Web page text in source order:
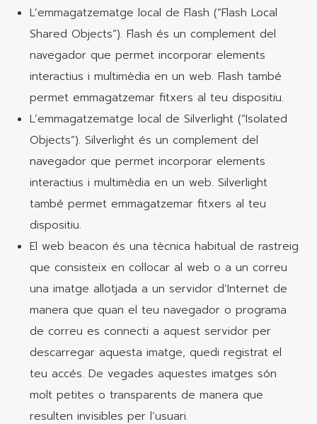
L’emmagatzematge local de Flash (“Flash Local
Shared Objects”). Flash és un complement del
navegador que permet incorporar elements
interactius i multimèdia en un web. Flash també
permet emmagatzemar fitxers al teu dispositiu.
L’emmagatzematge local de Silverlight (“Isolated
Objects”). Silverlight és un complement del
navegador que permet incorporar elements
interactius i multimèdia en un web. Silverlight
també permet emmagatzemar fitxers al teu
dispositiu.
El web beacon és una tècnica habitual de rastreig
que consisteix en col·locar al web o a un correu
una imatge allotjada a un servidor d’Internet de
manera que quan el teu navegador o programa
de correu es connecti a aquest servidor per
descarregar aquesta imatge, quedi registrat el
teu accés. De vegades aquestes imatges són
molt petites o transparents de manera que
resulten invisibles per l’usuari.